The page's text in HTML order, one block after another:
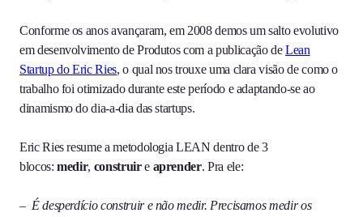
Conforme os anos avançaram, em 2008 demos um salto evolutivo
em desenvolvimento de Produtos com a publicação deLean
Startup do Eric Ries, o qual nos trouxe uma clara visão de como o
trabalho foi otimizado durante este período e adaptando-se ao
dinamismo do dia-a-dia das startups.
Eric Ries resume a metodologia LEAN dentro de 3
blocos:medir, construire aprender. Pra ele:
– É desperdício construir e não medir. Precisamos medir os